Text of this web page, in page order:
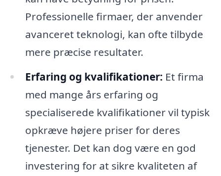
Professionelle firmaer, der anvender
avanceret teknologi, kan ofte tilbyde
mere præcise resultater.
Erfaring og kvalifikationer: Et firma
med mange års erfaring og
specialiserede kvalifikationer vil typisk
opkræve højere priser for deres
tjenester. Det kan dog være en god
investering for at sikre kvaliteten af